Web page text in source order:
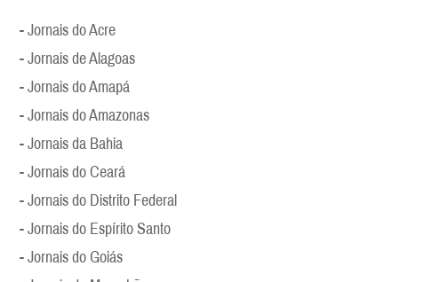
- Jornais do Acre
- Jornais de Alagoas
- Jornais do Amapá
- Jornais do Amazonas
- Jornais da Bahia
- Jornais do Ceará
- Jornais do Distrito Federal
- Jornais do Espírito Santo
- Jornais do Goiás